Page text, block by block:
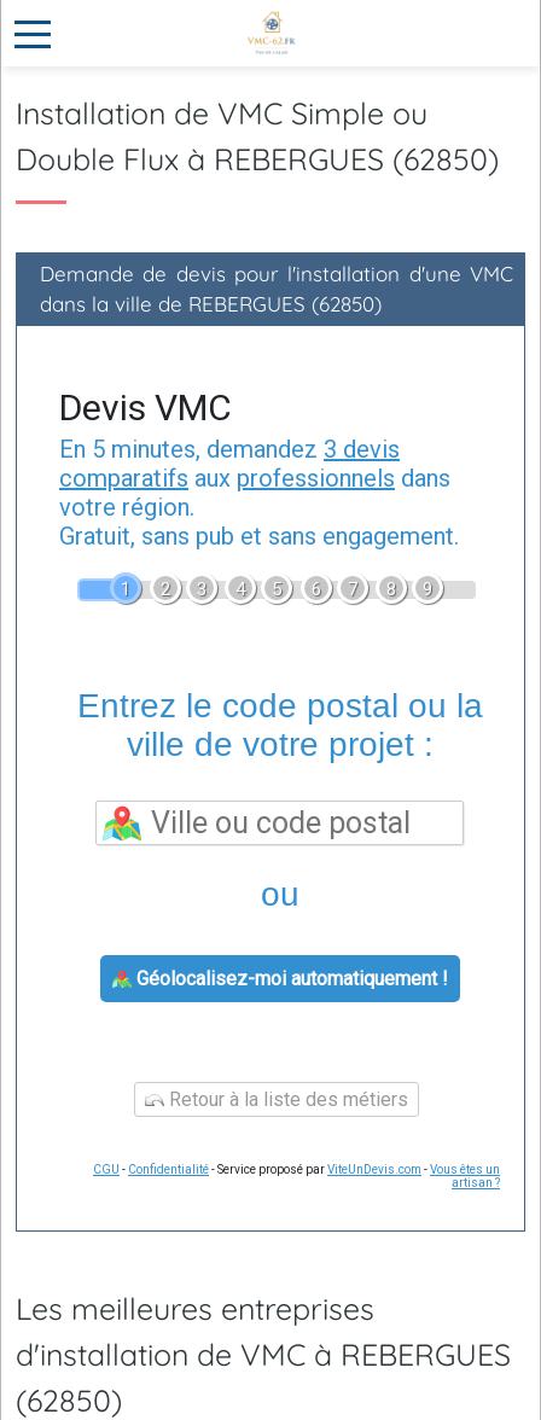
Installation de VMC Simple ou
Double Flux à REBERGUES (62850)
Demande de devis pour l'installation d'une VMC
dans la ville de REBERGUES (62850)
Devis VMC
En 5 minutes, demandez 3 devis
comparatifs aux professionnels dans
votre région.
Gratuit, sans pub et sans engagement.
1 2 3 4 5 6 7 8 9
Entrez le code postal ou la
ville de votre projet :
ou
Géolocalisez-moi automatiquement !
Retour à la liste des métiers
CGU - Confidentialité- Service proposé parViteUnDevis.com -Vous êtes un
artisan ?
Les meilleures entreprises
d'installation de VMC à REBERGUES
(62850)